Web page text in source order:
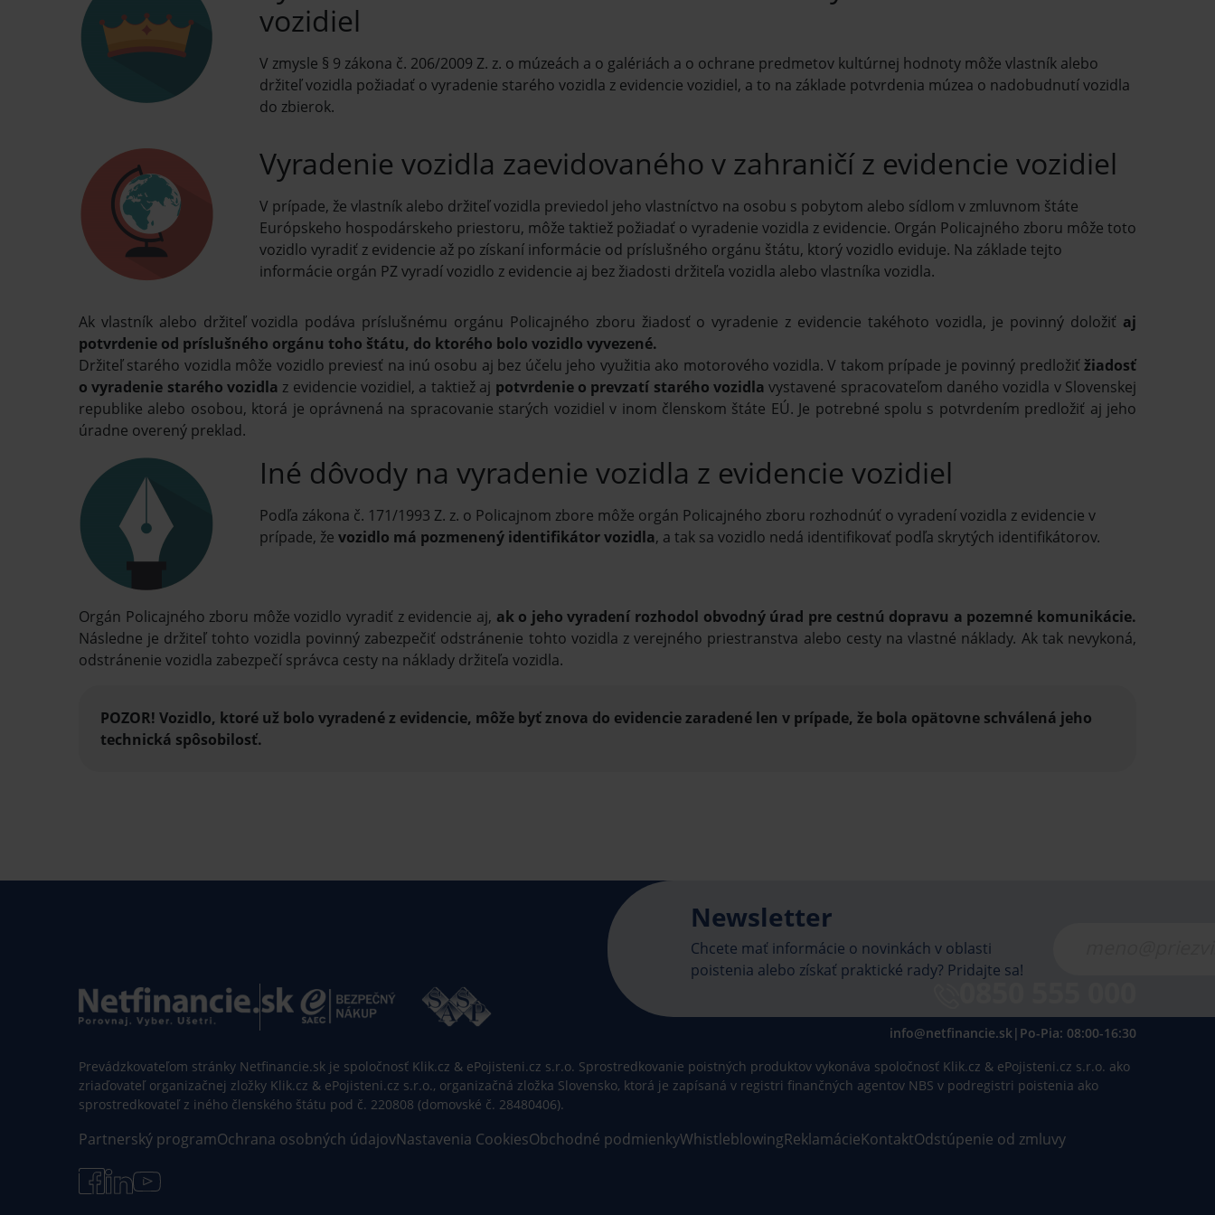
vozidiel
V zmysle § 9 zákona č. 206/2009 Z. z. o múzeách a o galériách a o ochrane predmetov kultúrnej hodnoty môže vlastník alebo
držiteľ vozidla požiadať o vyradenie starého vozidla z evidencie vozidiel, a to na základe potvrdenia múzea o nadobudnutí vozidla
do zbierok.
Vyradenie vozidla zaevidovaného v zahraničí z evidencie vozidiel
V prípade, že vlastník alebo držiteľ vozidla previedol jeho vlastníctvo na osobu s pobytom alebo sídlom v zmluvnom štáte
Európskeho hospodárskeho priestoru, môže taktiež požiadať o vyradenie vozidla z evidencie. Orgán Policajného zboru môže toto
vozidlo vyradiť z evidencie až po získaní informácie od príslušného orgánu štátu, ktorý vozidlo eviduje. Na základe tejto
informácie orgán PZ vyradí vozidlo z evidencie aj bez žiadosti držiteľa vozidla alebo vlastníka vozidla.
Ak vlastník alebo držiteľ vozidla podáva príslušnému orgánu Policajného zboru žiadosť o vyradenie z evidencie takéhoto vozidla, je povinný doložiť aj
potvrdenie od príslušného orgánu toho štátu, do ktorého bolo vozidlo vyvezené.
Držiteľ starého vozidla môže vozidlo previesť na inú osobu aj bez účelu jeho využitia ako motorového vozidla. V takom prípade je povinný predložiťžiadosť
o vyradenie starého vozidla z evidencie vozidiel, a taktiež aj potvrdenie o prevzatí starého vozidla vystavené spracovateľom daného vozidla v Slovenskej
republike alebo osobou, ktorá je oprávnená na spracovanie starých vozidiel v inom členskom štáte EÚ. Je potrebné spolu s potvrdením predložiť aj jeho
úradne overený preklad.
Iné dôvody na vyradenie vozidla z evidencie vozidiel
Podľa zákona č. 171/1993 Z. z. o Policajnom zbore môže orgán Policajného zboru rozhodnúť o vyradení vozidla z evidencie v
prípade, že vozidlo má pozmenený identifikátor vozidla, a tak sa vozidlo nedá identifikovať podľa skrytých identifikátorov.
Orgán Policajného zboru môže vozidlo vyradiť z evidencie aj, ak o jeho vyradení rozhodol obvodný úrad pre cestnú dopravu a pozemné komunikácie.
Následne je držiteľ tohto vozidla povinný zabezpečiť odstránenie tohto vozidla z verejného priestranstva alebo cesty na vlastné náklady. Ak tak nevykoná,
odstránenie vozidla zabezpečí správca cesty na náklady držiteľa vozidla.
POZOR! Vozidlo, ktoré už bolo vyradené z evidencie, môže byť znova do evidencie zaradené len v prípade, že bola opätovne schválená jeho
technická spôsobilosť.
Newsletter
Chcete mať informácie o novinkách v oblasti
poistenia alebo získať praktické rady? Pridajte sa!
0850 555 000
info@netfinancie.sk| Po-Pia: 08:00-16:30
Prevádzkovateľom stránky Netfinancie.sk je spoločnosť Klik.cz & ePojisteni.cz s.r.o. Sprostredkovanie poistných produktov vykonáva spoločnosť Klik.cz & ePojisteni.cz s.r.o. ako
zriaďovateľ organizačnej zložky Klik.cz & ePojisteni.cz s.r.o., organizačná zložka Slovensko, ktorá je zapísaná v registri finančných agentov NBS v podregistri poistenia ako
sprostredkovateľ z iného členského štátu pod č. 220808 (domovské č. 28480406).
Partnerský programOchrana osobných údajovNastavenia CookiesObchodné podmienkyWhistleblowingReklamácieKontaktOdstúpenie od zmluvy